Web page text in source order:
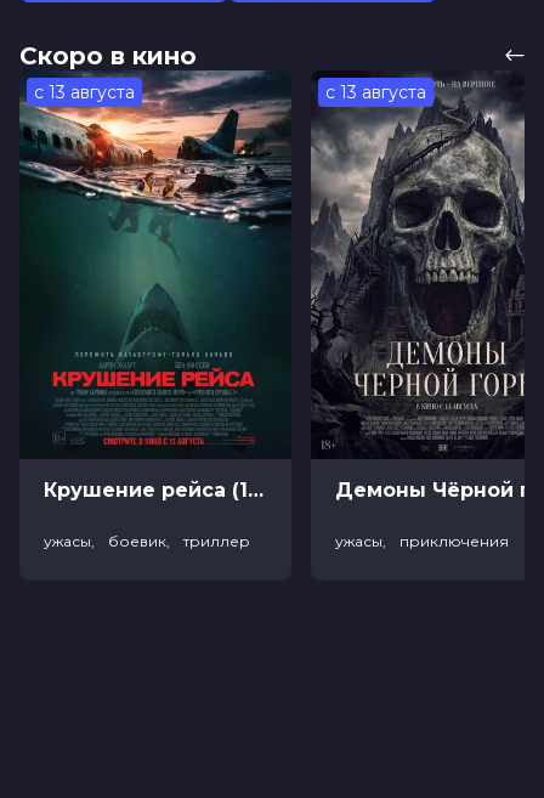
Скоро в кино
с 13 августа
Крушение рейса (18+)
ужасы, боевик, триллер
с 13 августа
ужасы, приключения